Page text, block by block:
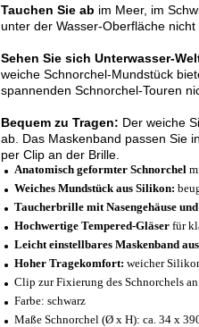
Tauchen Sie ab im Meer, im
unter der Wasser-Oberfläche nicht
Sehen Sie sich Unterwasser-
weiche Schnorchel-Mundstück
spannenden Schnorchel-Touren
Bequem zu Tragen: Der weiche
ab. Das Maskenband passen Sie
per Clip an der Brille.
Anatomisch geformter Schnorchel
Weiches Mundstück aus Silikon:
Taucherbrille mit Nasengehäuse
Hochwertige Tempered-Gläser für
Leicht einstellbares Maskenband
Hoher Tragekomfort: weicher
Clip zur Fixierung des Schnorchels
Farbe: schwarz
Maße Schnorchel (Ø x H): ca. 34 x